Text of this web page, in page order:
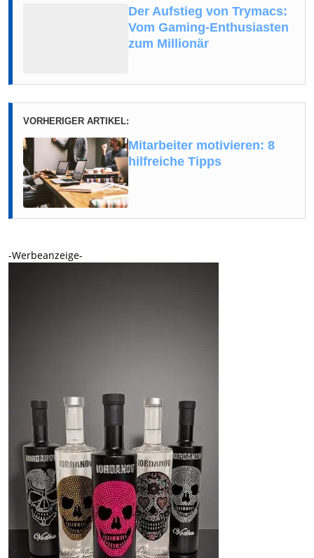
Der Aufstieg von Trymacs:
Vom Gaming-Enthusiasten
zum Millionär
VORHERIGER ARTIKEL:
Mitarbeiter motivieren: 8
hilfreiche Tipps
-Werbeanzeige-